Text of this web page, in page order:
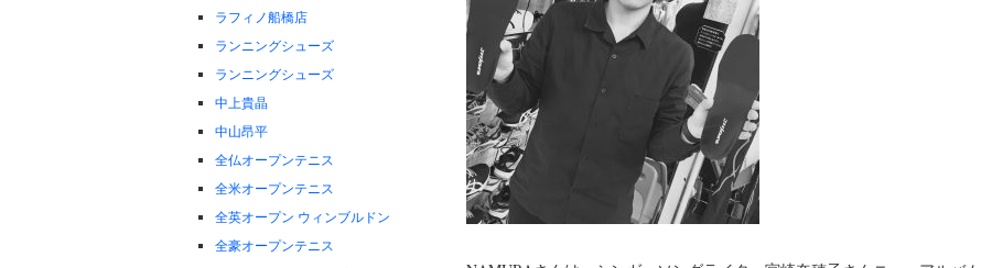
ラフィノ船橋店
ランニングシューズ
ランニングシューズ
中上貴晶
中山昂平
全仏オープンテニス
全米オープンテニス
全英オープン ウィンブルドン
全豪オープンテニス